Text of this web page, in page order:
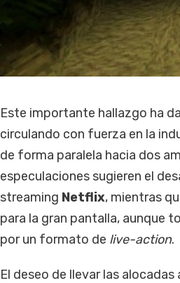
Este importante hallazgo ha
circulando con fuerza en la
de forma paralela hacia dos
especulaciones sugieren el
streaming Netflix, mientras
para la gran pantalla, aunque
por un formato de live-action.
El deseo de llevar las alocadas